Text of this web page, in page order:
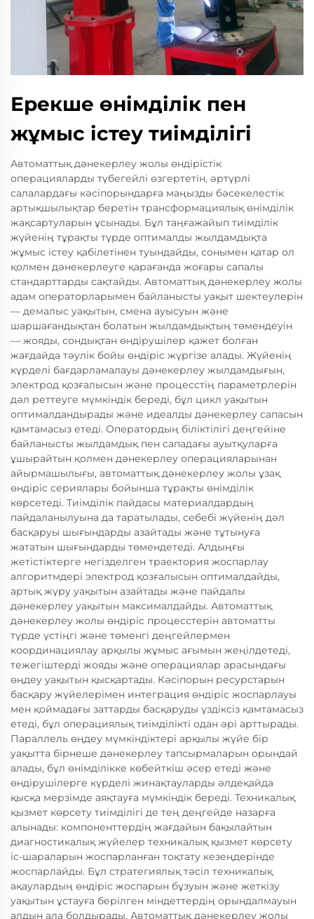
Ерекше өнімділік пен
жұмыс істеу тиімділігі
Автоматтық дәнекерлеу жолы өндірістік
операцияларды түбегейлі өзгертетін, әртүрлі
салалардағы кәсіпорындарға маңызды бәсекелестік
артықшылықтар беретін трансформациялық өнімділік
жақсартуларын ұсынады. Бұл таңғажайып тиімділік
жүйенің тұрақты түрде оптималды жылдамдықта
жұмыс істеу қабілетінен туындайды, сонымен қатар ол
қолмен дәнекерлеуге қарағанда жоғары сапалы
стандарттарды сақтайды. Автоматтық дәнекерлеу жолы
адам операторларымен байланысты уақыт шектеулерін
— демалыс уақытын, смена ауысуын және
шаршағандықтан болатын жылдамдықтың төмендеуін
— жояды, сондықтан өндірушілер қажет болған
жағдайда тәулік бойы өндіріс жүргізе алады. Жүйенің
күрделі бағдарламалауы дәнекерлеу жылдамдығын,
электрод қозғалысын және процесстің параметрлерін
дәл реттеуге мүмкіндік береді, бұл цикл уақытын
оптималдандырады және идеалды дәнекерлеу сапасын
қамтамасыз етеді. Оператордың біліктілігі деңгейіне
байланысты жылдамдық пен сападағы ауытқуларға
ұшырайтын қолмен дәнекерлеу операцияларынан
айырмашылығы, автоматтық дәнекерлеу жолы ұзақ
өндіріс сериялары бойынша тұрақты өнімділік
көрсетеді. Тиімділік пайдасы материалдардың
пайдаланылуына да таратылады, себебі жүйенің дәл
басқаруы шығындарды азайтады және тұтынуға
жататын шығындарды төмендетеді. Алдыңғы
жетістіктерге негізделген траектория жоспарлау
алгоритмдері электрод қозғалысын оптималдайды,
артық жүру уақытын азайтады және пайдалы
дәнекерлеу уақытын максималдайды. Автоматтық
дәнекерлеу жолы өндіріс процесстерін автоматты
түрде үстіңгі және төменгі деңгейлермен
координациялау арқылы жұмыс ағымын жеңілдетеді,
тежегіштерді жояды және операциялар арасындағы
өңдеу уақытын қысқартады. Кәсіпорын ресурстарын
басқару жүйелерімен интеграция өндіріс жоспарлауы
мен қоймадағы заттарды басқаруды үздіксіз қамтамасыз
етеді, бұл операциялық тиімділікті одан әрі арттырады.
Параллель өңдеу мүмкіндіктері арқылы жүйе бір
уақытта бірнеше дәнекерлеу тапсырмаларын орындай
алады, бұл өнімділікке көбейткіш әсер етеді және
өндірушілерге күрделі жинақтауларды әлдеқайда
қысқа мерзімде аяқтауға мүмкіндік береді. Техникалық
қызмет көрсету тиімділігі де тең деңгейде назарға
алынады: компоненттердің жағдайын бақылайтын
диагностикалық жүйелер техникалық қызмет көрсету
іс-шараларын жоспарланған тоқтату кезеңдерінде
жоспарлайды. Бұл стратегиялық тәсіл техникалық
ақаулардың өндіріс жоспарын бұзуын және жеткізу
уақытын ұстауға берілген міндеттердің орындалмауын
алдын ала болдырады. Автоматтық дәнекерлеу жолы